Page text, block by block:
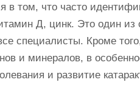
в том, что часто
Д, цинк. Это один из
специалисты. Кроме
и минералов, в
и развитие